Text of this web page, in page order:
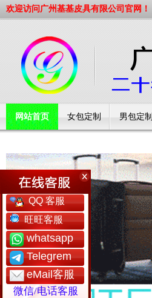
欢迎访问广州基基皮具有限公司官网！
网站首页 女包定制 男包定制
QQ 客服
旺旺客服
whatsapp
Telegrem
eMail客服
微信/电话客服